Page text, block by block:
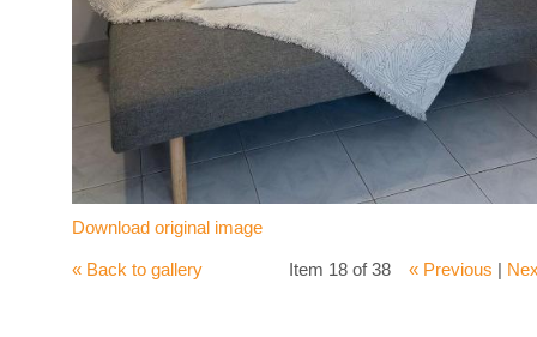
Download original image
« Back to gallery Item 18 of 38 « Previous |